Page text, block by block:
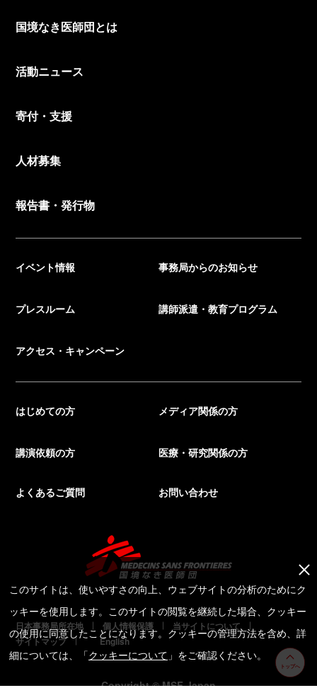
国境なき医師団とは
活動ニュース
寄付・支援
人材募集
報告書・発行物
イベント情報 事務局からのお知らせ
プレスルーム 講師派遣・教育プログラム
アクセス・キャンペーン
はじめての方 メディア関係の方
講演依頼の方 医療・研究関係の方
よくあるご質問 お問い合わせ
日本事務局所在地 個人情報保護
当サイトについて
サイトマップ
English
Copyright © MSF Japan
トップへ
このサイトは、使いやすさの向上、ウェブサイトの分析のためにク
ッキーを使用します。このサイトの閲覧を継続した場合、クッキー
の使用に同意したことになります。クッキーの管理方法を含め、詳
細については、「クッキーについて 」をご確認ください。